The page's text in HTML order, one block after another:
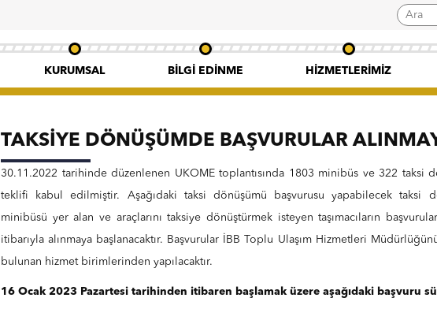
KURUMSAL
HAKKIMIZDA
BILGI EDINME
SORGULAMA
TARIFELERI
BILGI BANKASI
SORULANLAR
HIZMETLERIMIZ
TAKSİYE DÖNÜŞÜMDE BAŞVURULAR
30.11.2022 tarihinde düzenlenen UKOME toplantısında 1803 minibüs ve 322 taksi
teklifi kabul edilmiştir. Aşağıdaki taksi dönüşümü başvurusu yapabilecek taksi
minibüsü yer alan ve araçlarını taksiye dönüştürmek isteyen taşımacıların
itibarıyla alınmaya başlanacaktır. Başvurular İBB Toplu Ulaşım Hizmetleri
bulunan hizmet birimlerinden yapılacaktır.
16 Ocak 2023 Pazartesi tarihinden itibaren başlamak üzere aşağıdaki başvuru